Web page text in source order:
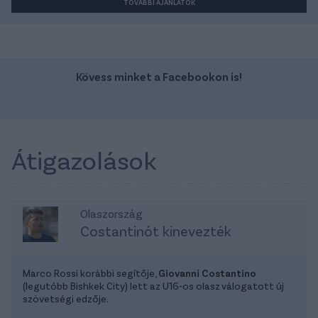
TOVÁBBI AJÁNLATOK
Kövess minket a Facebookon is!
Átigazolások
Olaszország
Costantinót kinevezték
Marco Rossi korábbi segítője, Giovanni Costantino
(legutóbb Bishkek City) lett az U16-os olasz válogatott új
szövetségi edzője.